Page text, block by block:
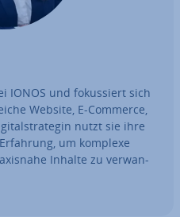
IONOS und fo­kus­siert sich
Website, E-Commerce,
nutzt sie ihre
um komplexe
Inhalte zu ver­wan­